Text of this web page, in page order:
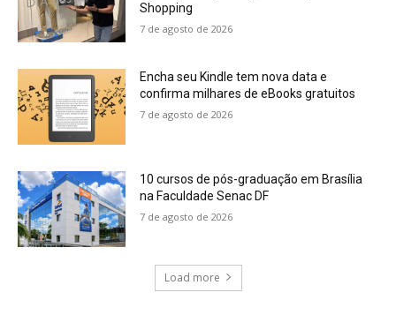
Shopping
7 de agosto de 2026
Encha seu Kindle tem nova data e
confirma milhares de eBooks gratuitos
7 de agosto de 2026
10 cursos de pós-graduação em Brasília
na Faculdade Senac DF
7 de agosto de 2026
Load more